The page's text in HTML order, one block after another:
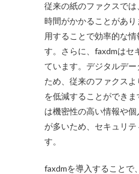
従来の紙のファクスで
時間がかかることがあ
用することで効率的な
す。さらに、faxdmはセ
ています。デジタルデ
ため、従来のファクス
を低減することができ
は機密性の高い情報や
が多いため、セキュリ
す。
faxdmを導入することで